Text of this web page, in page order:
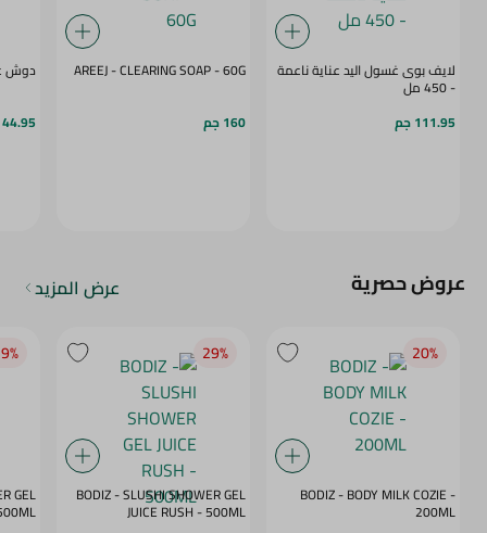
لايف بوى غسول اليد عناية ناعمة
- 450 مل
111.95 جم
AREEJ - CLEARING SOAP - 60G
160 جم
دوش
44.95 جم
عروض حصرية عرض المزيد
20‎%‎
BODIZ - BODY MILK COZIE -
200ML
29‎%‎
BODIZ - SLUSHI SHOWER GEL
JUICE RUSH - 500ML
GEL
DAZE - 500ML